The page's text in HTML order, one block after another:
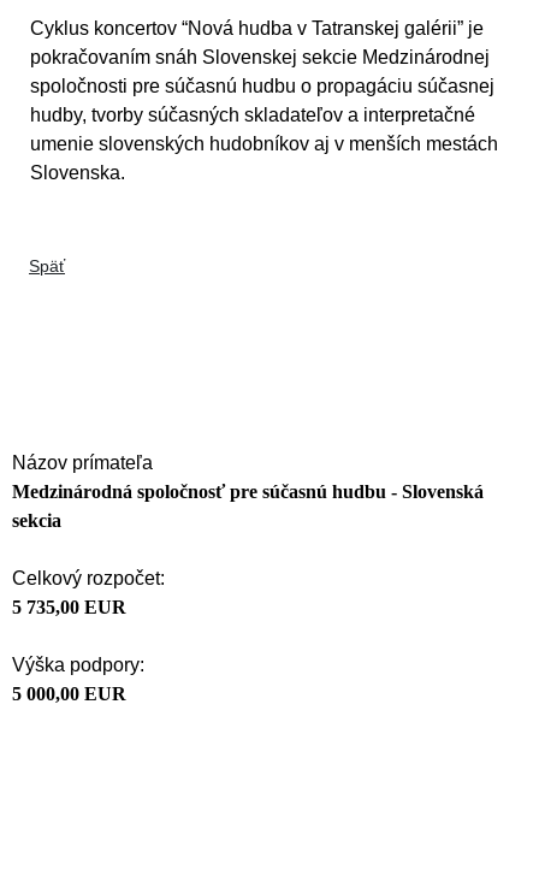
Cyklus koncertov “Nová hudba v Tatranskej galérii” je
pokračovaním snáh Slovenskej sekcie Medzinárodnej
spoločnosti pre súčasnú hudbu o propagáciu súčasnej
hudby, tvorby súčasných skladateľov a interpretačné
umenie slovenských hudobníkov aj v menších mestách
Slovenska.
Späť
Názov prímateľa
Medzinárodná spoločnosť pre súčasnú hudbu - Slovenská
sekcia
Celkový rozpočet:
5 735,00 EUR
Výška podpory:
5 000,00 EUR